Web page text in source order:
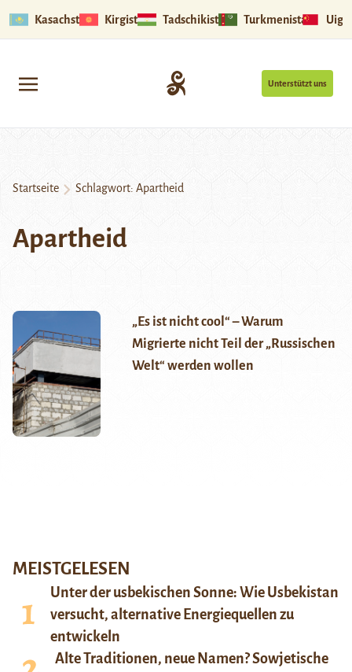
Kasachstan Kirgistan Tadschikistan Turkmenistan
Unterstützt uns
Startseite Schlagwort: Apartheid
Apartheid
„Es ist nicht cool“ – Warum
Migrierte nicht Teil der „Russischen
Welt“ werden wollen
MEISTGELESEN
Unter der usbekischen Sonne: Wie Usbekistan
versucht, alternative Energiequellen zu
entwickeln
Alte Traditionen, neue Namen? Sowjetische